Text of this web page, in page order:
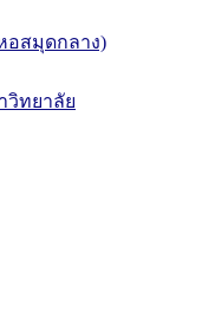
อสมุดกลาง)
ทยาลัย